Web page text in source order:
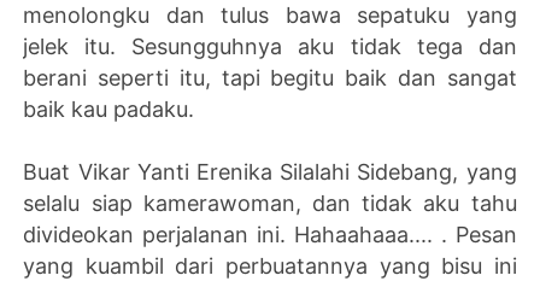
menolongku dan tulus bawa sepatuku yang
jelek itu. Sesungguhnya aku tidak tega dan
berani seperti itu, tapi begitu baik dan sangat
baik kau padaku.
Buat Vikar Yanti Erenika Silalahi Sidebang, yang
selalu siap kamerawoman, dan tidak aku tahu
divideokan perjalanan ini. Hahaahaaa.... . Pesan
yang kuambil dari perbuatannya yang bisu ini